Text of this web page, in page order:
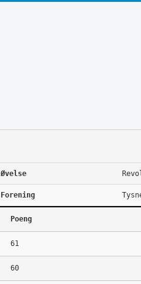
Øvelse
Forening
Poeng
61
60